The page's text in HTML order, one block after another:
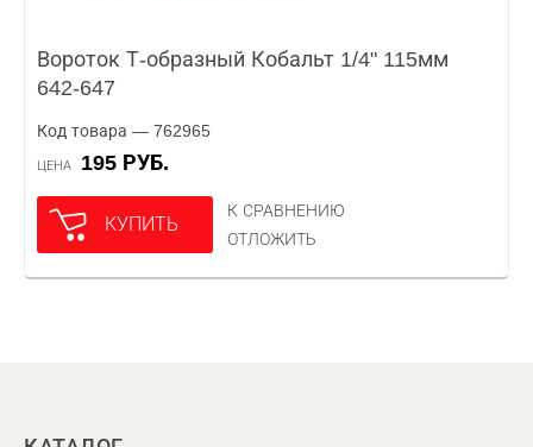
Вороток Т-образный Кобальт 1/4" 115мм
642-647
Код товара — 762965
ЦЕНА 195 РУБ.
КУПИТЬ
К СРАВНЕНИЮ
ОТЛОЖИТЬ